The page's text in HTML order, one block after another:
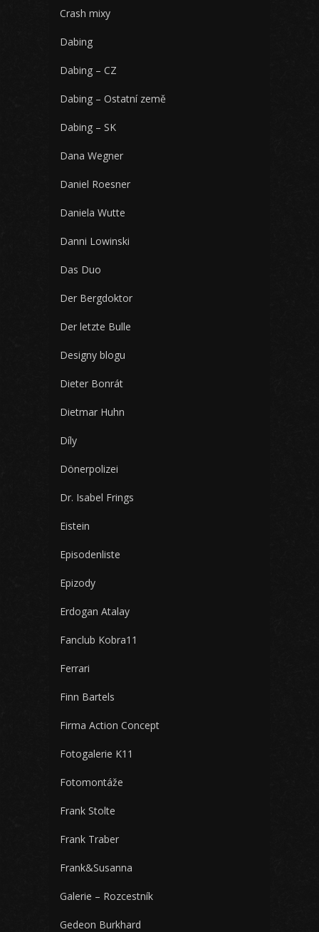
Crash mixy
Dabing
Dabing – CZ
Dabing – Ostatní země
Dabing – SK
Dana Wegner
Daniel Roesner
Daniela Wutte
Danni Lowinski
Das Duo
Der Bergdoktor
Der letzte Bulle
Designy blogu
Dieter Bonrát
Dietmar Huhn
Díly
Dönerpolizei
Dr. Isabel Frings
Eistein
Episodenliste
Epizody
Erdogan Atalay
Fanclub Kobra11
Ferrari
Finn Bartels
Firma Action Concept
Fotogalerie K11
Fotomontáže
Frank Stolte
Frank Traber
Frank&Susanna
Galerie – Rozcestník
Gedeon Burkhard